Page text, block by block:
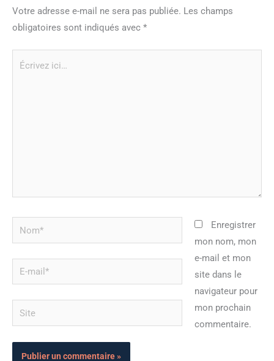
Votre adresse e-mail ne sera pas publiée. Les champs
obligatoires sont indiqués avec *
Nom*
mail*
Site
Enregistrer
mon nom, mon
e-mail et mon
site dans le
navigateur pour
mon prochain
commentaire.